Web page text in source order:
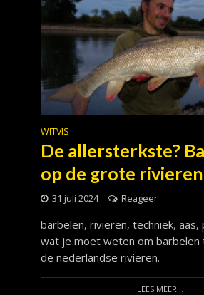
WITVIS
De allersterkste?
op de grote rivieren
31 juli 2024 Reageer
barbelen, rivieren, techniek, aas,
wat je moet weten om barbelen
de nederlandse rivieren.
LEES MEER...